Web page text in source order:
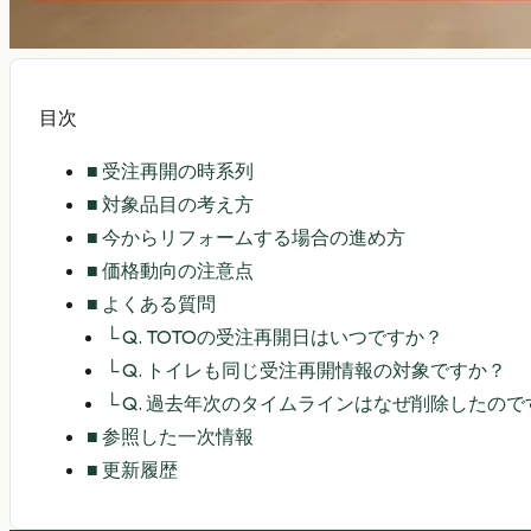
目次
■ 受注再開の時系列
■ 対象品目の考え方
■ 今からリフォームする場合の進め方
■ 価格動向の注意点
■ よくある質問
└Q. TOTOの受注再開日はいつですか？
└Q. トイレも同じ受注再開情報の対象ですか？
└Q. 過去年次のタイムラインはなぜ削除したので
■ 参照した一次情報
■ 更新履歴